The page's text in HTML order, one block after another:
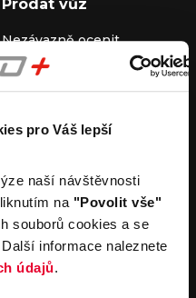
pro Váš lepší
naší návštěvnosti
na "Povolit vše"
souborů cookies a se
informace naleznete
údajů.
Prodat vůz
Nezávazně ocenit
Průběh výkupu vozu
Společnost
Louda Auto+ Poděbrady
Obytné vozy
Novinky
Kariéra
Důležité odkazy